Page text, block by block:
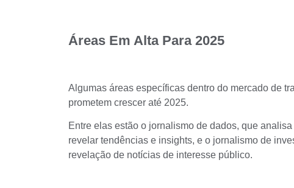
Áreas Em Alta Para 2025
Algumas áreas específicas dentro do mercado de
prometem crescer até 2025.
Entre elas estão o jornalismo de dados, que
revelar tendências e insights, e o jornalismo de
revelação de notícias de interesse público.